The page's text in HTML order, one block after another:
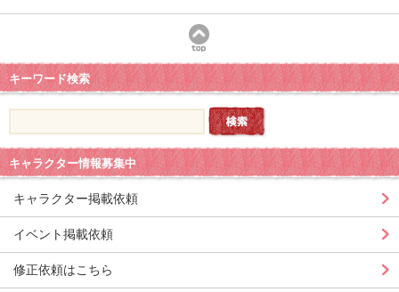
キーワード検索
キャラクター情報募集中
キャラクター掲載依頼
イベント掲載依頼
修正依頼はこちら